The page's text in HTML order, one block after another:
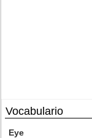
Vocabulario
Eye